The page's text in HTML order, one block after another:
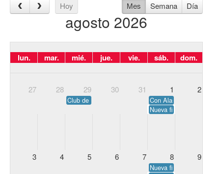
Hoy Mes Semana Día
agosto 2026
lun. mar. mié. jue. vie. sáb. dom.
27 28 29 30 31 1 2
Club de lectura de verano. En Agapea La Orotava.
Con Alas de libélula
Nueva firma de Todo
3 4 5 6 7 8 9
Nueva firma de Bajo el